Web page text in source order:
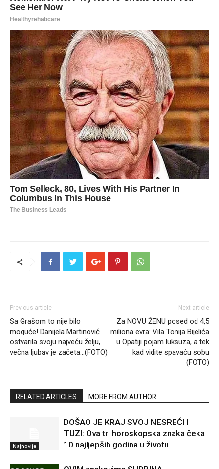
Previous article
Sa Grašom to nije bilo
moguće! Danijela Martinović
ostvarila svoju najveću želju,
večna ljubav je začeta…(FOTO)
Next article
Za NOVU ŽENU posed od 4,5
miliona evra: Vila Tonija Bijelića
u Opatiji pojam luksuza, a tek
kad vidite spavaću sobu
(FOTO)
RELATED ARTICLES MORE FROM AUTHOR
Najnovije
DOŠAO JE KRAJ SVOJ NESREĆI I
TUZI: Ova tri horoskopska znaka čeka
10 najljepših godina u životu